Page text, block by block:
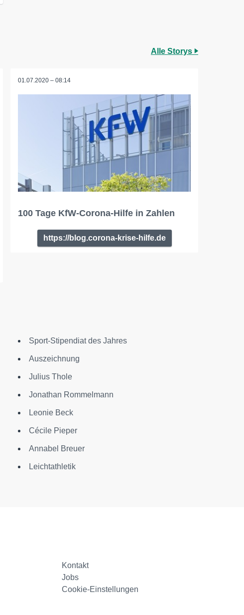
Alle Storys
01.07.2020 – 08:14
100 Tage KfW-Corona-Hilfe in Zahlen
https://blog.corona-krise-hilfe.de
Sport-Stipendiat des Jahres
Auszeichnung
Julius Thole
Jonathan Rommelmann
Leonie Beck
Cécile Pieper
Annabel Breuer
Leichtathletik
Kontakt
Jobs
Cookie-Einstellungen